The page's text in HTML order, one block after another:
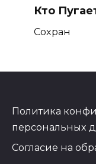
Кто
Сохран
Политика
персональных
Согласие на